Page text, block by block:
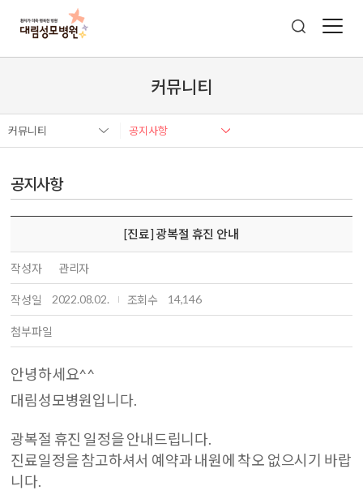
커뮤니티
커뮤니티 공지사항
공지사항
[진료] 광복절 휴진 안내
작성자 관리자
작성일 2022.08.02. 조회수 14,146
첨부파일
안녕하세요^^
대림성모병원입니다.
광복절 휴진 일정을 안내드립니다.
진료일정을 참고하셔서 예약과 내원에 착오 없으시기 바랍
니다.